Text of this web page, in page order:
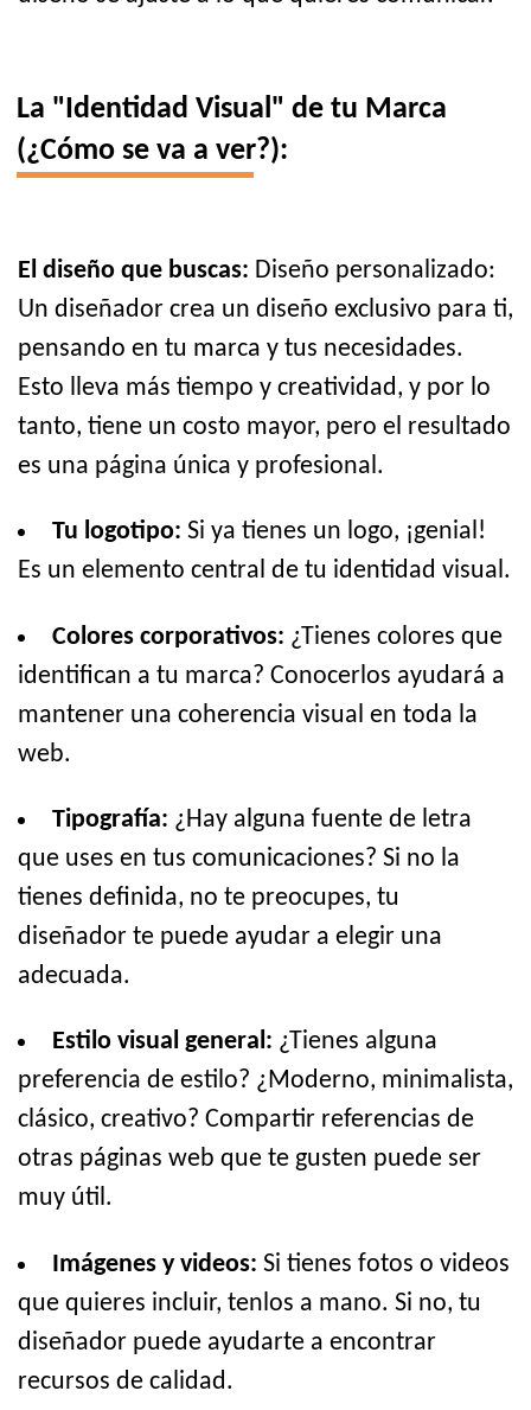
La "Identidad Visual" de tu Marca
(¿Cómo se va a ver?):
El diseño que buscas: Diseño personalizado:
Un diseñador crea un diseño exclusivo para ti,
pensando en tu marca y tus necesidades.
Esto lleva más tiempo y creatividad, y por lo
tanto, tiene un costo mayor, pero el resultado
es una página única y profesional.
Tu logotipo: Si ya tienes un logo, ¡genial!
Es un elemento central de tu identidad visual.
Colores corporativos: ¿Tienes colores que
identifican a tu marca? Conocerlos ayudará a
mantener una coherencia visual en toda la
web.
Tipografía: ¿Hay alguna fuente de letra
que uses en tus comunicaciones? Si no la
tienes definida, no te preocupes, tu
diseñador te puede ayudar a elegir una
adecuada.
Estilo visual general: ¿Tienes alguna
preferencia de estilo? ¿Moderno, minimalista,
clásico, creativo? Compartir referencias de
otras páginas web que te gusten puede ser
muy útil.
Imágenes y videos: Si tienes fotos o videos
que quieres incluir, tenlos a mano. Si no, tu
diseñador puede ayudarte a encontrar
recursos de calidad.